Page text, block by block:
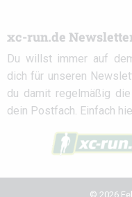
xc-run.de
Du willst immer auf
dich für unseren
du damit regelmäßig
dein Postfach. Einfach
© 2026